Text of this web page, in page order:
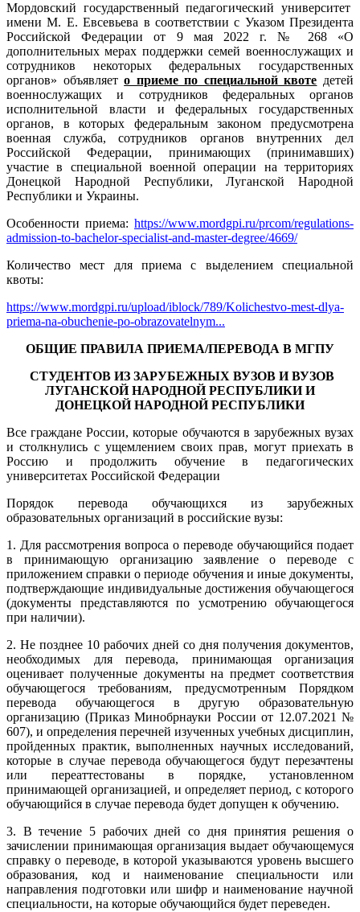
Мордовский государственный педагогический университет
имени М. Е. Евсевьева в соответствии с Указом Президента
Российской Федерации от 9 мая 2022 г. № 268 «О
дополнительных мерах поддержки семей военнослужащих и
сотрудников некоторых федеральных государственных
органов» объявляето приеме по специальной квоте детей
военнослужащих и сотрудников федеральных органов
исполнительной власти и федеральных государственных
органов, в которых федеральным законом предусмотрена
военная служба, сотрудников органов внутренних дел
Российской Федерации, принимающих (принимавших)
участие в специальной военной операции на территориях
Донецкой Народной Республики, Луганской Народной
Республики и Украины.
Особенности приема: https://www.mordgpi.ru/prcom/regulations-
admission-to-bachelor-specialist-and-master-degree/4669/
Количество мест для приема с выделением специальной
квоты:
https://www.mordgpi.ru/upload/iblock/789/Kolichestvo-mest-dlya-
priema-na-obuchenie-po-obrazovatelnym...
ОБЩИЕ ПРАВИЛА ПРИЕМА/ПЕРЕВОДА В МГПУ
СТУДЕНТОВ ИЗ ЗАРУБЕЖНЫХ ВУЗОВ И ВУЗОВ
ЛУГАНСКОЙ НАРОДНОЙ РЕСПУБЛИКИ И
ДОНЕЦКОЙ НАРОДНОЙ РЕСПУБЛИКИ
Все граждане России, которые обучаются в зарубежных вузах
и столкнулись с ущемлением своих прав, могут приехать в
Россию и продолжить обучение в педагогических
университетах Российской Федерации
Порядок перевода обучающихся из зарубежных
образовательных организаций в российские вузы:
1. Для рассмотрения вопроса о переводе обучающийся подает
в принимающую организацию заявление о переводе с
приложением справки о периоде обучения и иные документы,
подтверждающие индивидуальные достижения обучающегося
(документы представляются по усмотрению обучающегося
при наличии).
2. Не позднее 10 рабочих дней со дня получения документов,
необходимых для перевода, принимающая организация
оценивает полученные документы на предмет соответствия
обучающегося требованиям, предусмотренным Порядком
перевода обучающегося в другую образовательную
организацию (Приказ Минобрнауки России от 12.07.2021 №
607), и определения перечней изученных учебных дисциплин,
пройденных практик, выполненных научных исследований,
которые в случае перевода обучающегося будут перезачтены
или переаттестованы в порядке, установленном
принимающей организацией, и определяет период, с которого
обучающийся в случае перевода будет допущен к обучению.
3. В течение 5 рабочих дней со дня принятия решения о
зачислении принимающая организация выдает обучающемуся
справку о переводе, в которой указываются уровень высшего
образования, код и наименование специальности или
направления подготовки или шифр и наименование научной
специальности, на которые обучающийся будет переведен.